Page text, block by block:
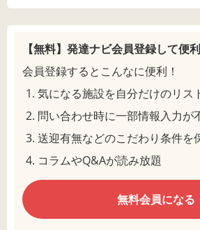
【無料】発達ナビ会員登録して便
会員登録するとこんなに便利！
気になる施設を自分だけのリス
問い合わせ時に一部情報入力が
送迎有無などのこだわり条件を
コラムやQ&Aが読み放題
無料会員になる